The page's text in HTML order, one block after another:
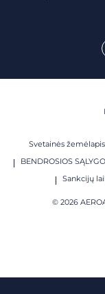
Svetainės žemėlapis
BENDROSIOS
Sankcijų
© 2026